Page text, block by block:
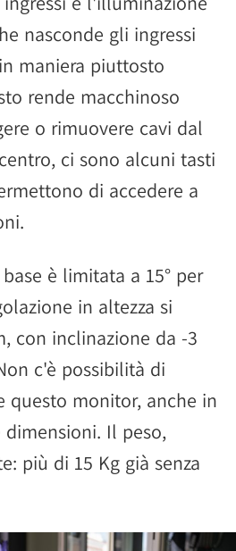
nasconde gli ingressi
maniera piuttosto
rende macchinoso
o rimuovere cavi dal
ci sono alcuni tasti
di accedere a
è limitata a 15° per
in altezza si
con inclinazione da -3
c'è possibilità di
questo monitor, anche in
Il peso,
più di 15 Kg già senza